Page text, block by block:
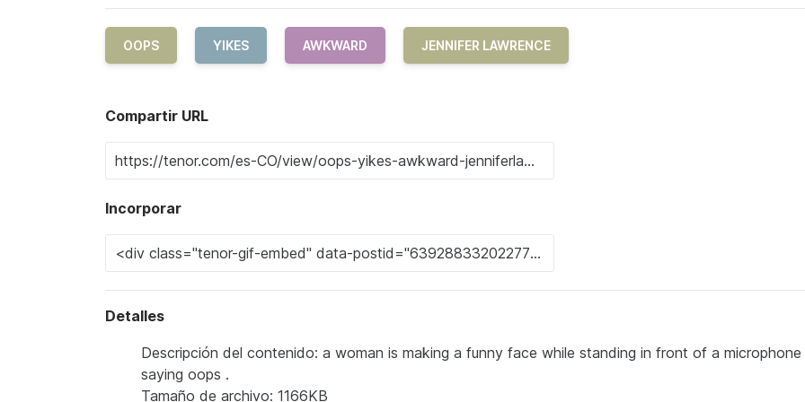
OOPS YIKES AWKWARD JENNIFER LAWRENCE
Compartir URL
Incorporar
Detalles
Descripción del contenido: a woman is making a funny face while standing in front of a
saying oops .
Tamaño de archivo: 1166KB